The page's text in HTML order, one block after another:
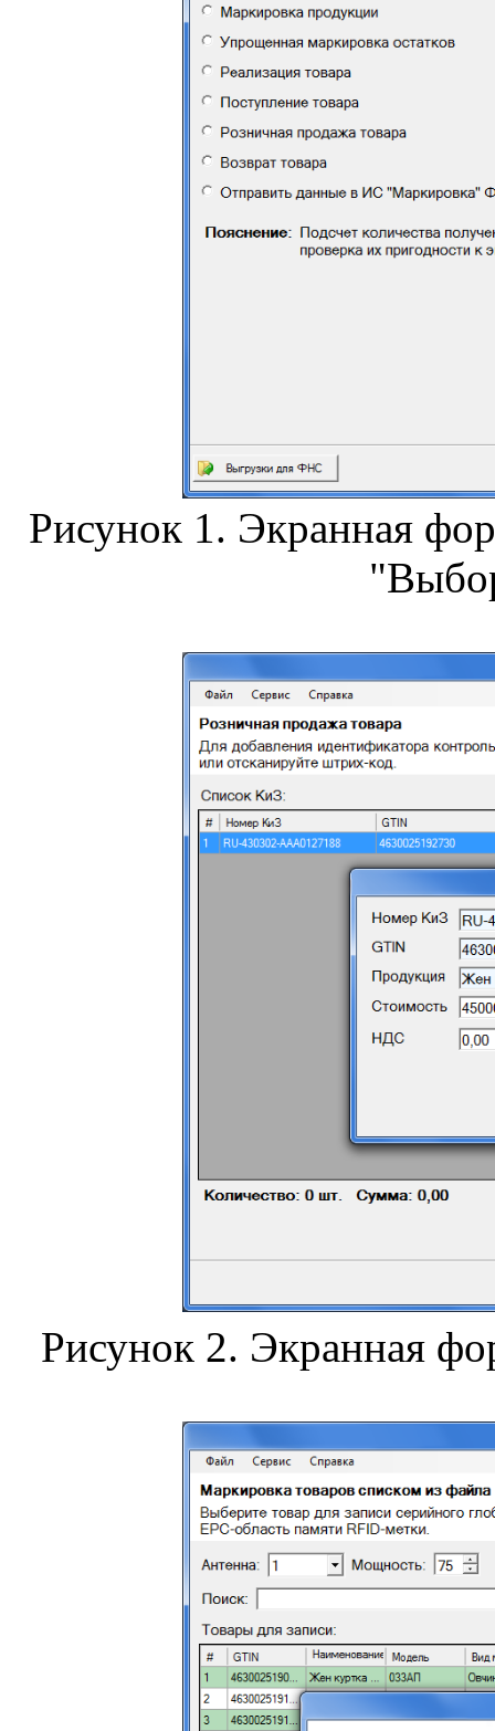
Рисунок 1. Экранная
Рисунок 2. Экранная